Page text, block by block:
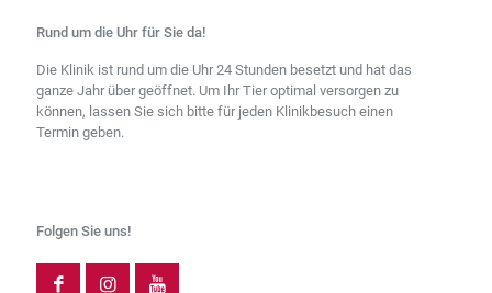
Rund um die Uhr für Sie da!
Die Klinik ist rund um die Uhr 24 Stunden besetzt und hat das
ganze Jahr über geöffnet. Um Ihr Tier optimal versorgen zu
können, lassen Sie sich bitte für jeden Klinikbesuch einen
Termin geben.
Folgen Sie uns!